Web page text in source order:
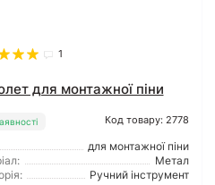
1
для монтажної піни
Код товару: 2778
для монтажної піни
Метал
Ручний інструмент